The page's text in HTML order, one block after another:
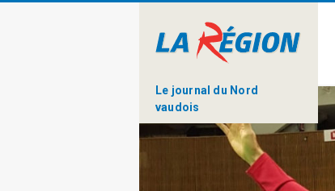
Le journal du Nord
vaudois